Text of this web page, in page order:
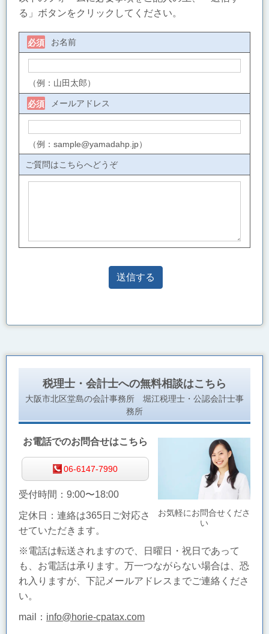
る」ボタンをクリックしてください。
お名前
必須
（例：山田太郎）
メールアドレス
必須
（例：sample@yamadahp.jp）
ご質問はこちらへどうぞ
税理士・会計士への無料相談はこちら
大阪市北区堂島の会計事務所 堀江税理士・公認会計士事
務所
お気軽にお問合せくださ
い
お電話でのお問合せはこちら
06-6147-7990
受付時間：9:00〜18:00
定休日：連絡は365日ご対応さ
せていただきます。
※電話は転送されますので、日曜日・祝日であって
も、お電話は承ります。万一つながらない場合は、恐
れ入りますが、下記メールアドレスまでご連絡くださ
い。
mail： info@horie-cpatax.com